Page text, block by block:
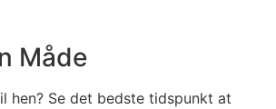
Måde
hen? Se det bedste tidspunkt at